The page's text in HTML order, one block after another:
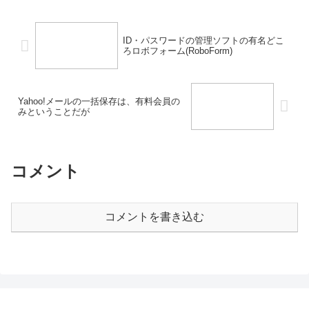
ID・パスワードの管理ソフトの有名どこ
ろロボフォーム(RoboForm)
Yahoo!メールの一括保存は、有料会員の
みということだが
コメント
コメントを書き込む